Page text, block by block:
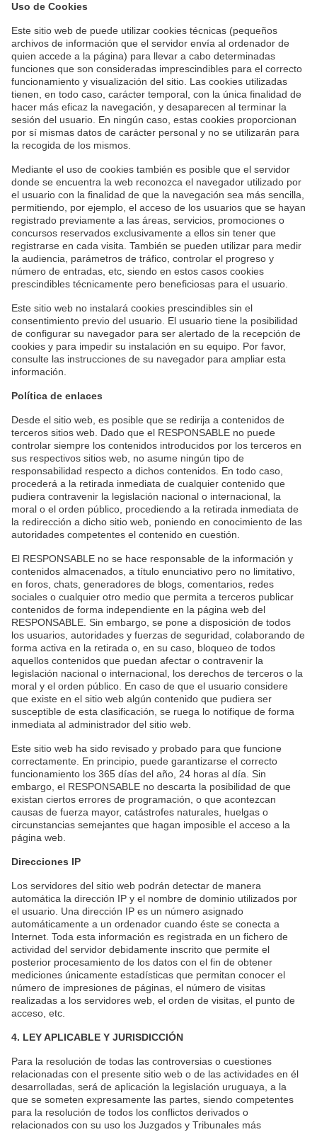
Uso de Cookies
Este sitio web de puede utilizar cookies técnicas (pequeños
archivos de información que el servidor envía al ordenador de
quien accede a la página) para llevar a cabo determinadas
funciones que son consideradas imprescindibles para el correcto
funcionamiento y visualización del sitio. Las cookies utilizadas
tienen, en todo caso, carácter temporal, con la única finalidad de
hacer más eficaz la navegación, y desaparecen al terminar la
sesión del usuario. En ningún caso, estas cookies proporcionan
por sí mismas datos de carácter personal y no se utilizarán para
la recogida de los mismos.
Mediante el uso de cookies también es posible que el servidor
donde se encuentra la web reconozca el navegador utilizado por
el usuario con la finalidad de que la navegación sea más sencilla,
permitiendo, por ejemplo, el acceso de los usuarios que se hayan
registrado previamente a las áreas, servicios, promociones o
concursos reservados exclusivamente a ellos sin tener que
registrarse en cada visita. También se pueden utilizar para medir
la audiencia, parámetros de tráfico, controlar el progreso y
número de entradas, etc, siendo en estos casos cookies
prescindibles técnicamente pero beneficiosas para el usuario.
Este sitio web no instalará cookies prescindibles sin el
consentimiento previo del usuario. El usuario tiene la posibilidad
de configurar su navegador para ser alertado de la recepción de
cookies y para impedir su instalación en su equipo. Por favor,
consulte las instrucciones de su navegador para ampliar esta
información.
Política de enlaces
Desde el sitio web, es posible que se redirija a contenidos de
terceros sitios web. Dado que el RESPONSABLE no puede
controlar siempre los contenidos introducidos por los terceros en
sus respectivos sitios web, no asume ningún tipo de
responsabilidad respecto a dichos contenidos. En todo caso,
procederá a la retirada inmediata de cualquier contenido que
pudiera contravenir la legislación nacional o internacional, la
moral o el orden público, procediendo a la retirada inmediata de
la redirección a dicho sitio web, poniendo en conocimiento de las
autoridades competentes el contenido en cuestión.
El RESPONSABLE no se hace responsable de la información y
contenidos almacenados, a título enunciativo pero no limitativo,
en foros, chats, generadores de blogs, comentarios, redes
sociales o cualquier otro medio que permita a terceros publicar
contenidos de forma independiente en la página web del
RESPONSABLE. Sin embargo, se pone a disposición de todos
los usuarios, autoridades y fuerzas de seguridad, colaborando de
forma activa en la retirada o, en su caso, bloqueo de todos
aquellos contenidos que puedan afectar o contravenir la
legislación nacional o internacional, los derechos de terceros o la
moral y el orden público. En caso de que el usuario considere
que existe en el sitio web algún contenido que pudiera ser
susceptible de esta clasificación, se ruega lo notifique de forma
inmediata al administrador del sitio web.
Este sitio web ha sido revisado y probado para que funcione
correctamente. En principio, puede garantizarse el correcto
funcionamiento los 365 días del año, 24 horas al día. Sin
embargo, el RESPONSABLE no descarta la posibilidad de que
existan ciertos errores de programación, o que acontezcan
causas de fuerza mayor, catástrofes naturales, huelgas o
circunstancias semejantes que hagan imposible el acceso a la
página web.
Direcciones IP
Los servidores del sitio web podrán detectar de manera
automática la dirección IP y el nombre de dominio utilizados por
el usuario. Una dirección IP es un número asignado
automáticamente a un ordenador cuando éste se conecta a
Internet. Toda esta información es registrada en un fichero de
actividad del servidor debidamente inscrito que permite el
posterior procesamiento de los datos con el fin de obtener
mediciones únicamente estadísticas que permitan conocer el
número de impresiones de páginas, el número de visitas
realizadas a los servidores web, el orden de visitas, el punto de
acceso, etc.
4. LEY APLICABLE Y JURISDICCIÓN
Para la resolución de todas las controversias o cuestiones
relacionadas con el presente sitio web o de las actividades en él
desarrolladas, será de aplicación la legislación uruguaya, a la
que se someten expresamente las partes, siendo competentes
para la resolución de todos los conflictos derivados o
relacionados con su uso los Juzgados y Tribunales más